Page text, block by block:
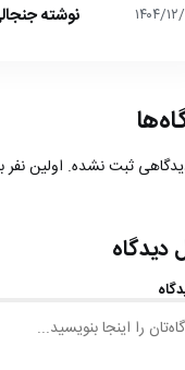
۱۲/۲۴ نوشته
ثبت نشده. اولین نفر
دیدگاه